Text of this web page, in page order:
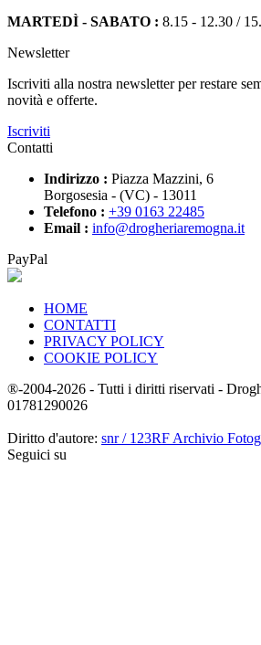
MARTEDÌ - SABATO : 8.15 - 12.30 /
Newsletter
Iscriviti alla nostra newsletter per restare
novità e offerte.
Iscriviti
Contatti
Indirizzo : Piazza Mazzini, 6
Borgosesia - (VC) - 13011
Telefono : +39 0163 22485
Email : info@drogheriaremogna.it
PayPal
HOME
CONTATTI
PRIVACY POLICY
COOKIE POLICY
®-2004-2026 - Tutti i diritti riservati -
01781290026
Diritto d'autore: snr / 123RF Archivio
Seguici su